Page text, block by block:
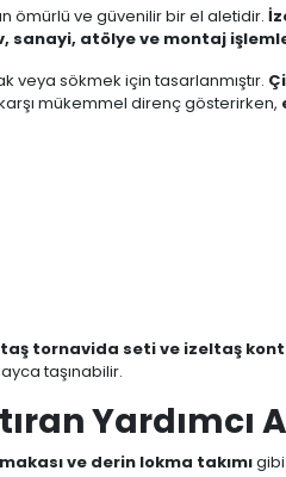
ömürlü ve güvenilir bir el aletidir.
sanayi, atölye ve montaj
veya sökmek için tasarlanmıştır.
mükemmel direnç gösterirken,
tornavida seti ve izeltaş
taşınabilir.
Yardımcı
ve derin lokma takımıgibi